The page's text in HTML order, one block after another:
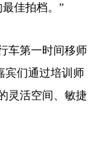
佳拍档。”
车第一时间移师
宾们通过培训师
灵活空间、敏捷